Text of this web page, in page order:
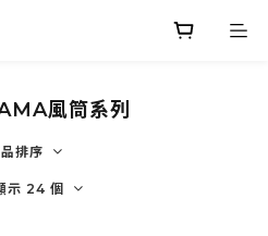
風筒系列
排序
示 24 個